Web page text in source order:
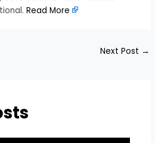
Read More
Next Post →